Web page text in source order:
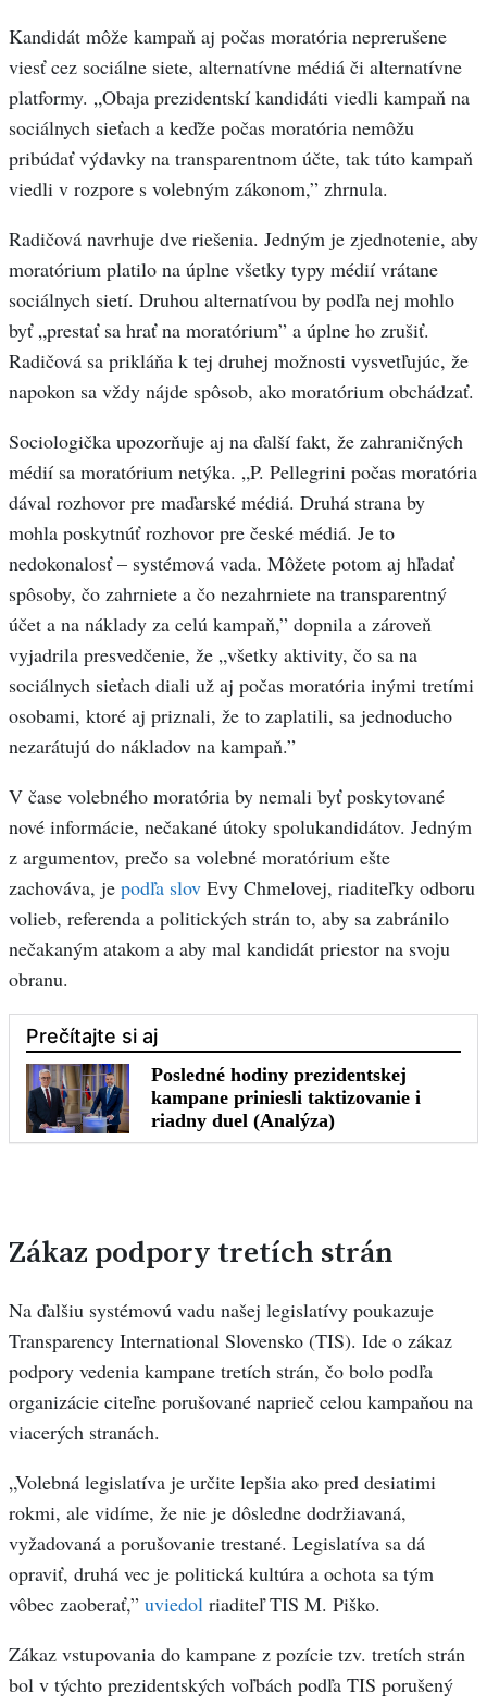
Kandidát môže kampaň aj počas moratória neprerušene
viesť cez sociálne siete, alternatívne médiá či alternatívne
platformy. „Obaja prezidentskí kandidáti viedli kampaň na
sociálnych sieťach a keďže počas moratória nemôžu
pribúdať výdavky na transparentnom účte, tak túto kampaň
viedli v rozpore s volebným zákonom,” zhrnula.
Radičová navrhuje dve riešenia. Jedným je zjednotenie, aby
moratórium platilo na úplne všetky typy médií vrátane
sociálnych sietí. Druhou alternatívou by podľa nej mohlo
byť „prestať sa hrať na moratórium” a úplne ho zrušiť.
Radičová sa prikláňa k tej druhej možnosti vysvetľujúc, že
napokon sa vždy nájde spôsob, ako moratórium obchádzať.
Sociologička upozorňuje aj na ďalší fakt, že zahraničných
médií sa moratórium netýka. „P. Pellegrini počas moratória
dával rozhovor pre maďarské médiá. Druhá strana by
mohla poskytnúť rozhovor pre české médiá. Je to
nedokonalosť – systémová vada. Môžete potom aj hľadať
spôsoby, čo zahrniete a čo nezahrniete na transparentný
účet a na náklady za celú kampaň,” dopnila a zároveň
vyjadrila presvedčenie, že „všetky aktivity, čo sa na
sociálnych sieťach diali už aj počas moratória inými tretími
osobami, ktoré aj priznali, že to zaplatili, sa jednoducho
nezarátujú do nákladov na kampaň.”
V čase volebného moratória by nemali byť poskytované
nové informácie, nečakané útoky spolukandidátov. Jedným
z argumentov, prečo sa volebné moratórium ešte
zachováva, je podľa slov Evy Chmelovej, riaditeľky odboru
volieb, referenda a politických strán to, aby sa zabránilo
nečakaným atakom a aby mal kandidát priestor na svoju
obranu.
Zákaz podpory tretích strán
Na ďalšiu systémovú vadu našej legislatívy poukazuje
Transparency International Slovensko (TIS). Ide o zákaz
podpory vedenia kampane tretích strán, čo bolo podľa
organizácie citeľne porušované naprieč celou kampaňou na
viacerých stranách.
„Volebná legislatíva je určite lepšia ako pred desiatimi
rokmi, ale vidíme, že nie je dôsledne dodržiavaná,
vyžadovaná a porušovanie trestané. Legislatíva sa dá
opraviť, druhá vec je politická kultúra a ochota sa tým
vôbec zaoberať,” uviedol riaditeľ TIS M. Piško.
Zákaz vstupovania do kampane z pozície tzv. tretích strán
bol v týchto prezidentských voľbách podľa TIS porušený